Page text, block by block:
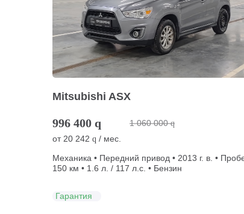
Mitsubishi ASX
996 400 q 1 060 000 q
от 20 242 q / мес.
Механика • Передний привод • 2013 г. в. •
150 км • 1.6 л. / 117 л.с. • Бензин
Гарантия